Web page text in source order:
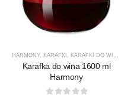
HARMONY, KARAFKI KARAFKI DO WINA
Karafka do wina 1600 ml
Harmony